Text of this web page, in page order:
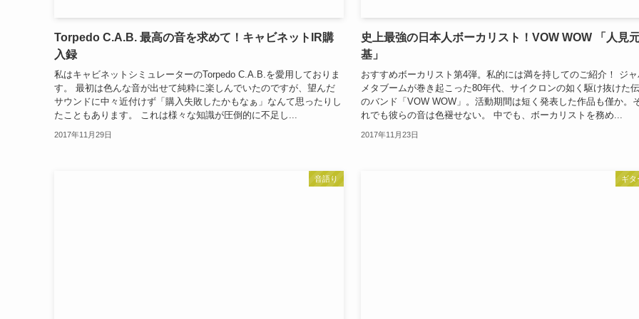
Torpedo C.A.B. 最高の音を求めて！キャビネットIR購
入録
私はキャビネットシミュレーターのTorpedo C.A.B.を愛用しておりま
す。 最初は色んな音が出せて純粋に楽しんでいたのですが、望んだ
サウンドに中々近付けず「購入失敗したかもなぁ」なんて思ったりし
たこともあります。 これは様々な知識が圧倒的に不足し...
2017年11月29日
史上最強の日本人ボーカリスト！VOW WOW 「人見
基」
おすすめボーカリスト第4弾。私的には満を持してのご紹介！ ジ
メタブームが巻き起こった80年代、サイクロンの如く駆け抜けた
のバンド「VOW WOW」。活動期間は短く発表した作品も僅か。
れでも彼らの音は色褪せない。 中でも、ボーカリストを務め...
2017年11月23日
音語り ギタ